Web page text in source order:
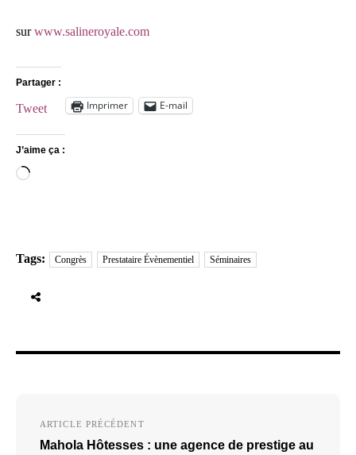
surwww.salineroyale.com
Partager :
Tweet Imprimer E-mail
J’aime ça :
Chargement…
Tags: Congrès Prestataire Évènementiel Séminaires
ARTICLE PRÉCÉDENT
Mahola Hôtesses : une agence de prestige au